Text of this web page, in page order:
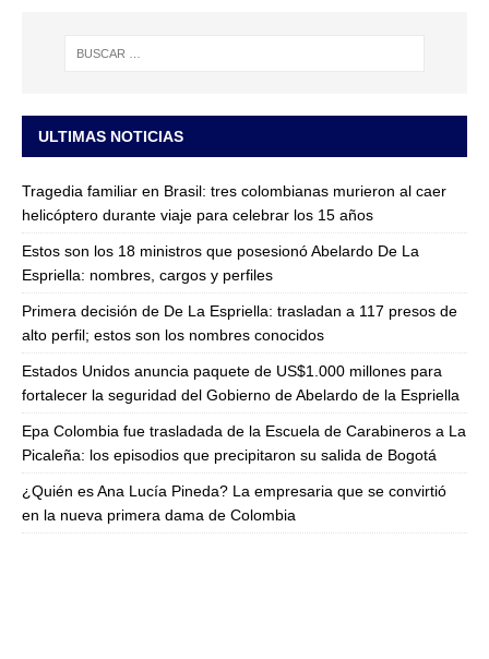
ULTIMAS NOTICIAS
Tragedia familiar en Brasil: tres colombianas murieron al caer
helicóptero durante viaje para celebrar los 15 años
Estos son los 18 ministros que posesionó Abelardo De La
Espriella: nombres, cargos y perfiles
Primera decisión de De La Espriella: trasladan a 117 presos de
alto perfil; estos son los nombres conocidos
Estados Unidos anuncia paquete de US$1.000 millones para
fortalecer la seguridad del Gobierno de Abelardo de la Espriella
Epa Colombia fue trasladada de la Escuela de Carabineros a La
Picaleña: los episodios que precipitaron su salida de Bogotá
¿Quién es Ana Lucía Pineda? La empresaria que se convirtió
en la nueva primera dama de Colombia